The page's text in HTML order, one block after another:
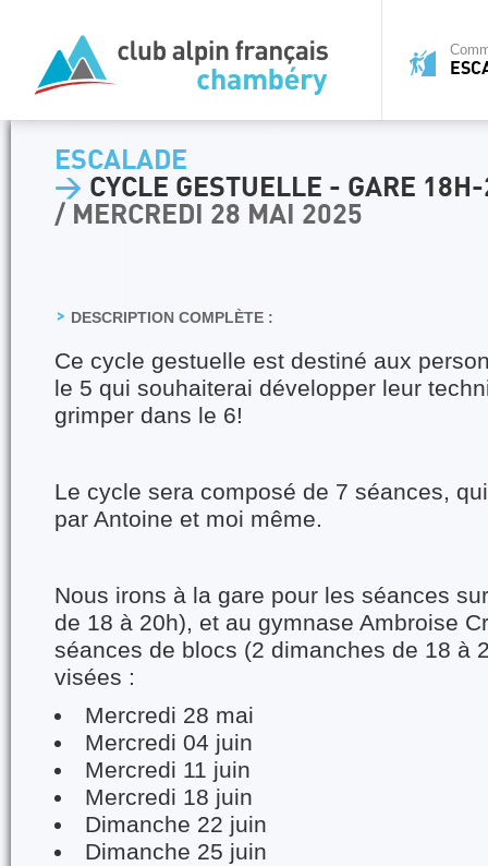
ESCALADE
> CYCLE GESTUELLE - GARE
/ MERCREDI 28 MAI 2025
DESCRIPTION COMPLÈTE :
Ce cycle gestuelle est destiné aux
le 5 qui souhaiterai développer leur
grimper dans le 6!
Le cycle sera composé de 7 séances,
par Antoine et moi même.
Nous irons à la gare pour les séances
de 18 à 20h), et au gymnase Ambroise
séances de blocs (2 dimanches de 18 à
visées :
Mercredi 28 mai
Mercredi 04 juin
Mercredi 11 juin
Mercredi 18 juin
Dimanche 22 juin
Dimanche 25 juin